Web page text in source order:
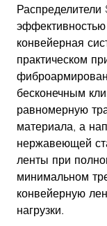
Распределители
конвейерная
практическом
бесконечным
равномерную
материала, а
нержавеющей
ленты при
минимальном
конвейерную
нагрузки.